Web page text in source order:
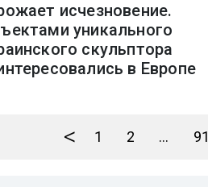
исчезновение.
уникального
скульптора
в Европе
< 1 2 ... 91